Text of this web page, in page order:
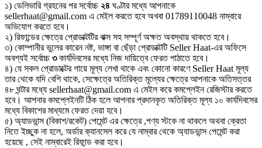
১) ডেলিভারি গ্রহনের পর সর্বোচ্চ ২৪ ঘণ্টার মধ্যে আপনাকে
sellerhaat@gmail.com এ মেইল করতে হবে অখবা 01789110048 নাম্বারে
অভিযোগ করতে হবে।
২) রিফান্ডের ক্ষেত্রে প্রোডাক্টটির বাক্স সহ সম্পূর্ণ অক্ষত অবস্থায় থাকতে হবে।
৩) কোম্পানীর ভুলের কারেন নষ্ট, ভাঙ্গা বা ছেঁড়া প্রোডাক্টটি Seller Haat-এর অফিসে
অবশ্যই সর্বোচ্চ ৩কার্যদিবসের মধ্যে নিজ দায়িত্বে ফেরত পাঠাতে হবে।
৪) যে সকল প্রোডাক্টের গায়ে মূল্য লেখা থাকে এবং কোনো কারণে Seller Haat মূল্য
তার থেকে যদি বেশি থাকে, সেক্ষেত্রে অতিরিক্ত মূল্যের ক্ষেত্রে আপনাকে অতিসত্তর
৪৮ ঘন্টার মধ্যে sellerhaat@gmail.com এ মেইল করে কমপ্লেইন রেজিস্টার করতে
হবে। আপনার কমপ্লেইনটি ঠিক হলে আপনার প্রদানকৃত অতিরিক্ত মূল্য ১০ কার্যদিবসের
মধ্যে বিকাশের মাধ্যমে ফেরত দেয়া হবে।
৫) অ্যাডভান্স (বিকাশ/রকেট) পেমেন্ট এর ক্ষেত্রে ,পণ্য স্টকে না থাকলে অথবা ক্রেতা
নিতে ইচ্ছুক না হলে, অর্ডার ক্যানসেল করে যে নাম্বার থেকে অ্যাডভান্স পেমেন্ট করা
হয়েছে , সেই নাম্বারেই রিফান্ড করা হবে।